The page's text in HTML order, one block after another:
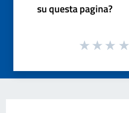
su questa pagina?